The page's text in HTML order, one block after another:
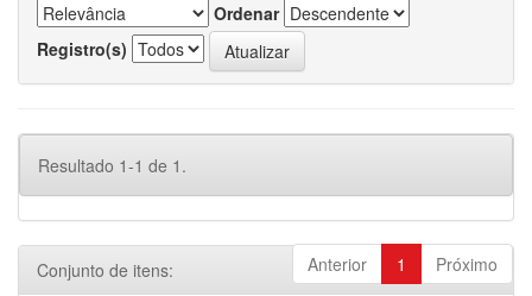
Ordenar
Registro(s)
Resultado 1-1 de 1.
Anterior 1 Próximo
Conjunto de itens: